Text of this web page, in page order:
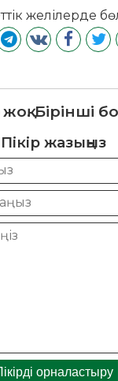
желілерде
жоқ. Бірінші
Пікір жазыңыз